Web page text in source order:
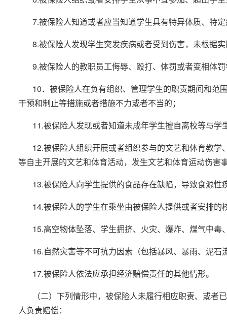
7.被保险人知道或者应当知道学生具有特异体质、特
8.被保险人发现学生突发疾病或者受到伤害，未根据
9.被保险人的教职员工侮辱、殴打、体罚或者变相体
10．被保险人在负有组织、管理学生的职责期间和范
干预和制止等措施或者措施不力或者不当的；
11.被保险人发现或者知道未成年学生擅自离校等与
12.被保险人组织开展或者组织参与的文艺和体育教
等自主开展的文艺和体育活动，发生文艺和体育运动伤害
13.被保险人向学生提供的食品存在缺陷，导致食源
14.被保险人的学生在乘坐由被保险人提供或者安排
15.高空物体坠落、学生拥挤、火灾、爆炸、煤气中毒
16.自然灾害等不可抗力因素（包括暴风、暴雨、泥
17.被保险人依法应承担经济赔偿责任的其他情形。
（二）下列情形中，被保险人未履行相应职责、或
人负责赔偿：